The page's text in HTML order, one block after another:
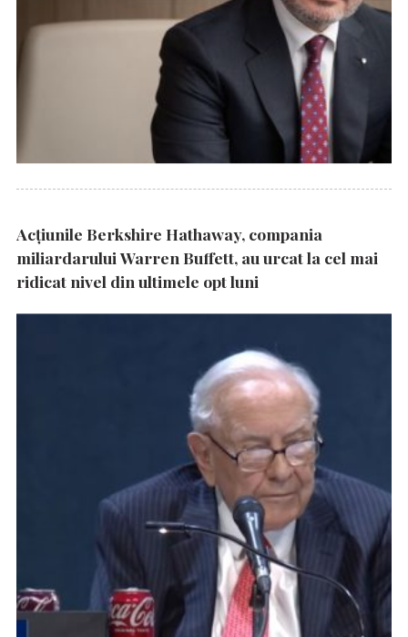
Acțiunile Berkshire Hathaway, compania
miliardarului Warren Buffett, au urcat la cel mai
ridicat nivel din ultimele opt luni